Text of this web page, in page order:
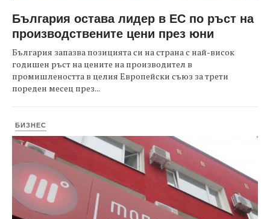
България остава лидер в ЕС по ръст на
производствените цени през юни
България запазва позицията си на страна с най-висок
годишен ръст на цените на производител в
промишлеността в целия Европейски съюз за трети
пореден месец през...
БИЗНЕС